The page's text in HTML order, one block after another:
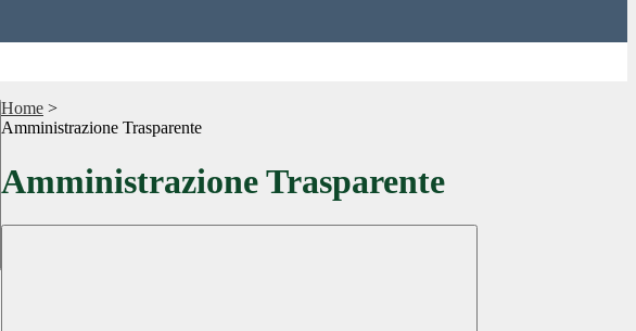
Home >
Amministrazione Trasparente
Amministrazione Trasparente